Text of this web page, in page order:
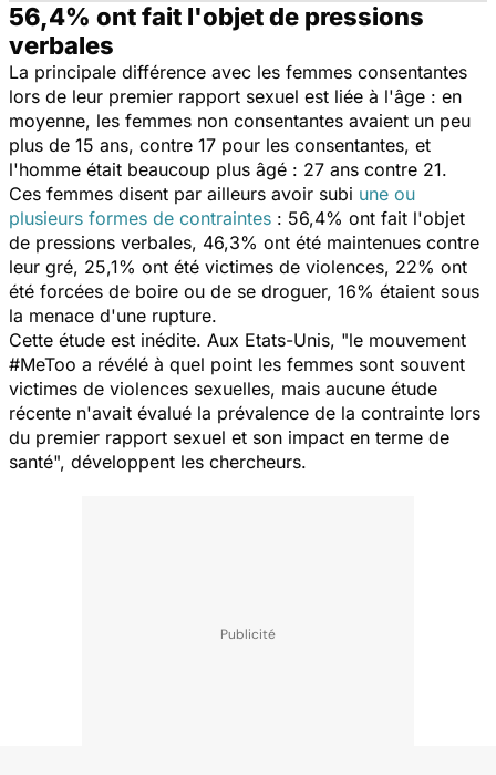
56,4% ont fait l'objet de pressions
verbales
La principale différence avec les femmes consentantes
lors de leur premier rapport sexuel est liée à l'âge : en
moyenne, les femmes non consentantes avaient un peu
plus de 15 ans, contre 17 pour les consentantes, et
l'homme était beaucoup plus âgé : 27 ans contre 21.
Ces femmes disent par ailleurs avoir subi une ou
plusieurs formes de contraintes : 56,4% ont fait l'objet
de pressions verbales, 46,3% ont été maintenues contre
leur gré, 25,1% ont été victimes de violences, 22% ont
été forcées de boire ou de se droguer, 16% étaient sous
la menace d'une rupture.
Cette étude est inédite. Aux Etats-Unis, "le mouvement
#MeToo a révélé à quel point les femmes sont souvent
victimes de violences sexuelles, mais aucune étude
récente n'avait évalué la prévalence de la contrainte lors
du premier rapport sexuel et son impact en terme de
santé", développent les chercheurs.